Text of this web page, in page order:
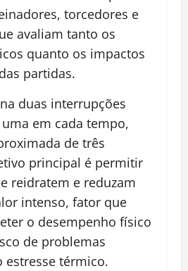
torcedores e
avaliam tanto os
quanto os impactos
partidas.
duas interrupções
em cada tempo,
de três
principal é permitir
reidratem e reduzam
intenso, fator que
o desempenho físico
de problemas
estresse térmico.